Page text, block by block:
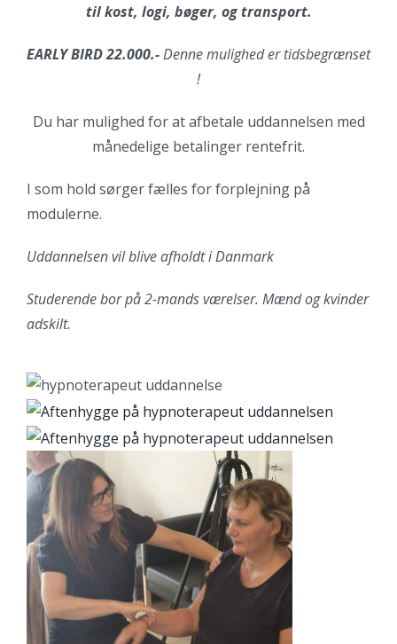
til kost, logi, bøger, og transport.
EARLY BIRD 22.000.-Denne mulighed er tidsbegrænset
!
Du har mulighed for at afbetale uddannelsen med
månedelige betalinger rentefrit.
I som hold sørger fælles for forplejning på
modulerne.
Uddannelsen vil blive afholdt i Danmark
Studerende bor på 2-mands værelser. Mænd og kvinder
adskilt.